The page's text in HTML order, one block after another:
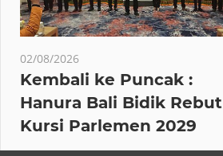
02/08/2026
Kembali ke Puncak :
Hanura Bali Bidik Rebut
Kursi Parlemen 2029